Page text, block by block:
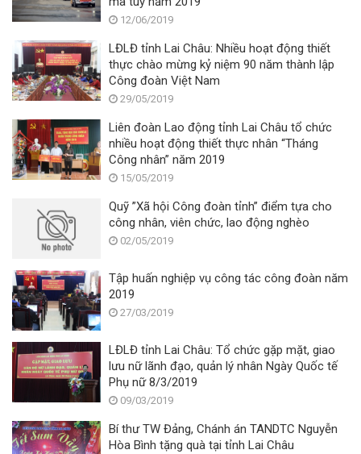
12/06/2019
LĐLĐ tỉnh Lai Châu: Nhiều hoạt động thiết
thực chào mừng kỷ niệm 90 năm thành lập
Công đoàn Việt Nam
29/05/2019
Liên đoàn Lao động tỉnh Lai Châu tổ chức
nhiều hoạt động thiết thực nhân “Tháng
Công nhân” năm 2019
15/05/2019
Quỹ ”Xã hội Công đoàn tỉnh” điểm tựa cho
công nhân, viên chức, lao động nghèo
02/05/2019
Tập huấn nghiệp vụ công tác công đoàn năm
2019
27/03/2019
LĐLĐ tỉnh Lai Châu: Tổ chức gặp mặt, giao
lưu nữ lãnh đạo, quản lý nhân Ngày Quốc tế
Phụ nữ 8/3/2019
09/03/2019
Bí thư TW Đảng, Chánh án TANDTC Nguyễn
Hòa Bình tặng quà tại tỉnh Lai Châu